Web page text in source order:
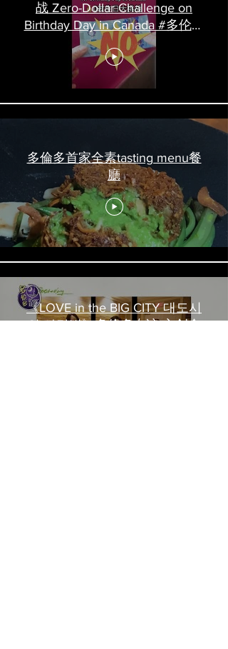
战 Zero-Dollar Challenge on
Birthday Day in Canada #多伦多
吃喝玩乐 #多伦多美食
#torontofood
多倫多首家全素tasting menu餐
廳
《LOVE in the BIG CITY 대도시
의 사랑법》多伦多专访 主创金